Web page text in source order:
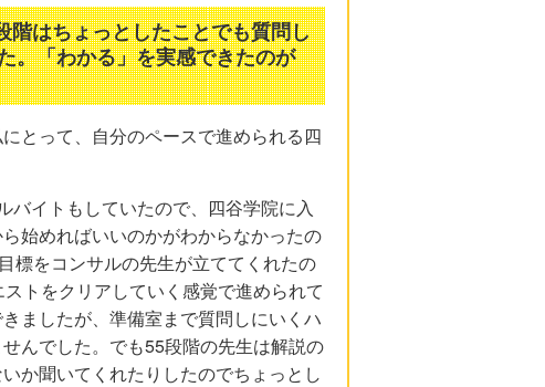
はちょっとしたことでも質問し
。「わかる」を実感できたのが
とって、自分のペースで進められる四
バイトもしていたので、四谷学院に入
始めればいいのかがわからなかったの
標をコンサルの先生が立ててくれたの
トをクリアしていく感覚で進められて
ましたが、準備室まで質問しにいくハ
んでした。でも55段階の先生は解説の
か聞いてくれたりしたのでちょっとし